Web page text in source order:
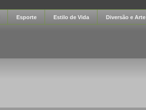
Esporte Estilo de Vida Diversão e Arte